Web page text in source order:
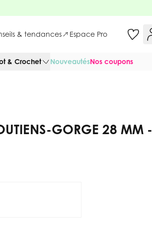
& tendances Espace Pro
& Crochet NouveautésNos coupons
GORGE 28 MM -